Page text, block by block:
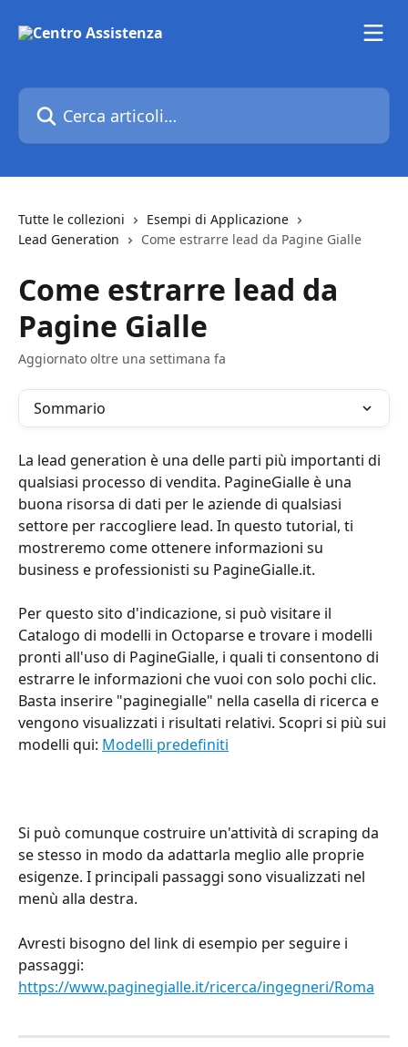
Cerca articoli…
Tutte le collezioni
Esempi di Applicazione
Lead Generation
Come estrarre lead da Pagine Gialle
Come estrarre lead da
Pagine Gialle
Aggiornato oltre una settimana fa
Sommario
La lead generation è una delle parti più importanti di
qualsiasi processo di vendita. PagineGialle è una
buona risorsa di dati per le aziende di qualsiasi
settore per raccogliere lead. In questo tutorial, ti
mostreremo come ottenere informazioni su
business e professionisti su PagineGialle.it.
Per questo sito d'indicazione, si può visitare il
Catalogo di modelli in Octoparse e trovare i modelli
pronti all'uso di PagineGialle, i quali ti consentono di
estrarre le informazioni che vuoi con solo pochi clic.
Basta inserire "paginegialle" nella casella di ricerca e
vengono visualizzati i risultati relativi. Scopri si più sui
modelli qui: Modelli predefiniti
Si può comunque costruire un'attività di scraping da
se stesso in modo da adattarla meglio alle proprie
esigenze. I principali passaggi sono visualizzati nel
menù alla destra.
Avresti bisogno del link di esempio per seguire i
passaggi:
https://www.paginegialle.it/ricerca/ingegneri/Roma